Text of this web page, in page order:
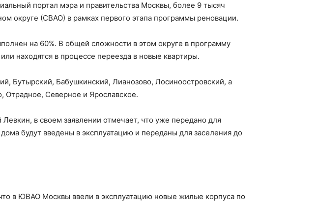
портал мэра и правительства Москвы, более 9 тысяч
округе (СВАО) в рамках первого этапа программы реновации.
на 60%. В общей сложности в этом округе в программу
находятся в процессе переезда в новые квартиры.
Бутырский, Бабушкинский, Лианозово, Лосиноостровский, а
Северное и Ярославское.
в своем заявлении отмечает, что уже передано для
будут введены в эксплуатацию и переданы для заселения до
в ЮВАО Москвы ввели в эксплуатацию новые жилые корпуса по